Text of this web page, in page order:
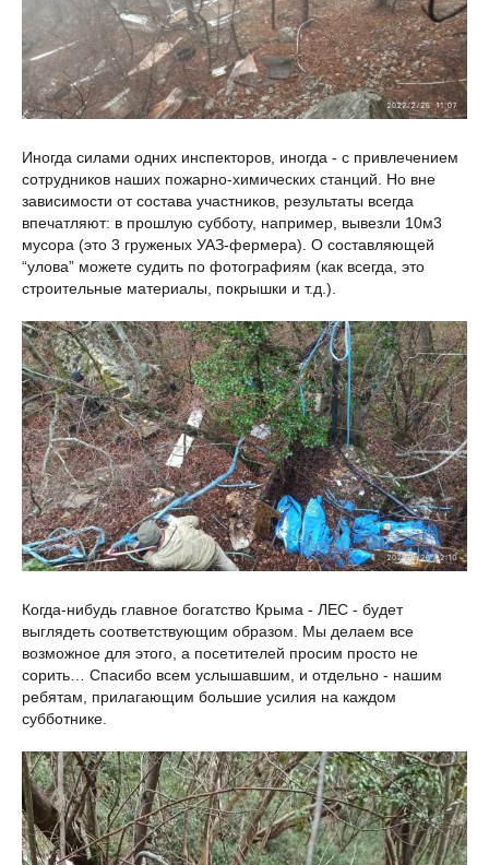
Иногда силами одних инспекторов, иногда - с привлечением
сотрудников наших пожарно-химических станций. Но вне
зависимости от состава участников, результаты всегда
впечатляют: в прошлую субботу, например, вывезли 10м3
мусора (это 3 груженых УАЗ-фермера). О составляющей
“улова” можете судить по фотографиям (как всегда, это
строительные материалы, покрышки и т.д.).
Когда-нибудь главное богатство Крыма - ЛЕС - будет
выглядеть соответствующим образом. Мы делаем все
возможное для этого, а посетителей просим просто не
сорить… Спасибо всем услышавшим, и отдельно - нашим
ребятам, прилагающим большие усилия на каждом
субботнике.